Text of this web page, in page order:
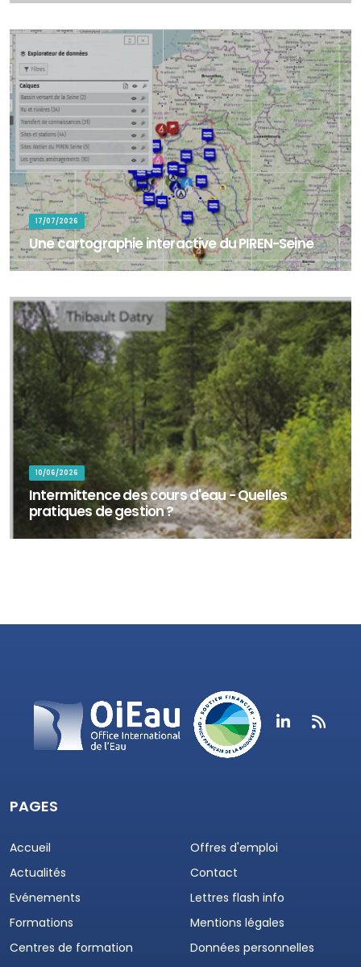
programme LIFE BIODIV Fr...
17/07/2026
Une cartographie interactive du PIREN-Seine
La cartographie interactive du PIREN-Seine permet d'explorer les
travaux de recherc...
10/06/2026
Intermittence des cours d'eau - Quelles
pratiques de gestion ?
Plus de la moitié du réseau hydrographique mondial est concerné
PAGES
Accueil
Actualités
Evénements
Formations
Centres de formation
Offres d'emploi
Contact
Lettres flash info
Mentions légales
Données personnelles